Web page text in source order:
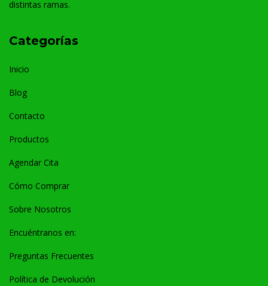
distintas ramas.
Categorías
Inicio
Blog
Contacto
Productos
Agendar Cita
Cómo Comprar
Sobre Nosotros
Encuéntranos en:
Preguntas Frecuentes
Política de Devolución